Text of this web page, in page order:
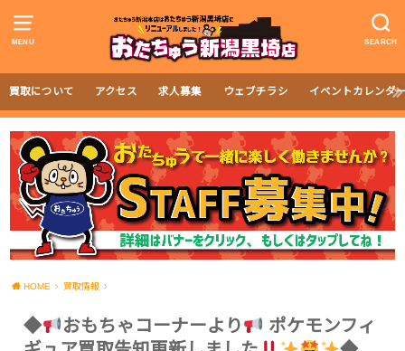
MENU SEARCH
買取について アクセス 求人募集 ウェブチラシ イベントカレンダ
HOME 買取情報
◆ おもちゃコーナーより
ポケモンフィ